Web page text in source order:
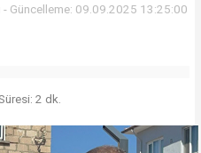
- Güncelleme: 09.09.2025 13:25:00
2 dk.